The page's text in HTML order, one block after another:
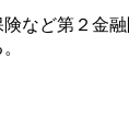
など第２金